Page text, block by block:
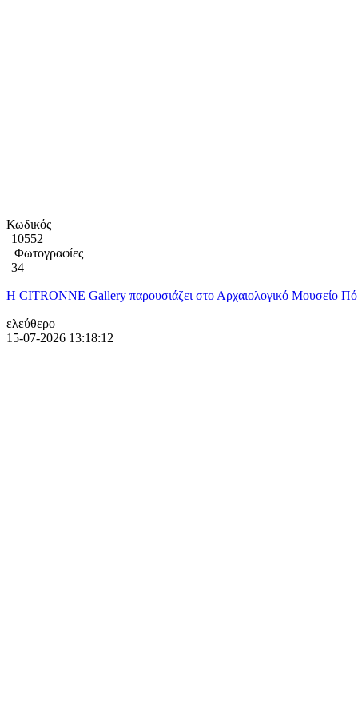
Κωδικός
10552
Φωτογραφίες
34
Η CITRONNE Gallery παρουσιάζει στο Αρχαιολογικό Μουσείο
ελεύθερο
15-07-2026 13:18:12